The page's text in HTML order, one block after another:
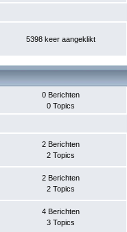
5398 keer aangeklikt
0 Berichten
0 Topics
2 Berichten
2 Topics
2 Berichten
2 Topics
4 Berichten
3 Topics